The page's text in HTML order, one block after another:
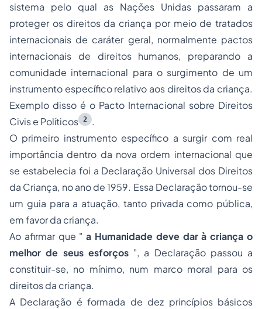
sistema pelo qual as Nações Unidas passaram a
proteger os direitos da criança por meio de tratados
internacionais de caráter geral, normalmente pactos
internacionais de direitos humanos, preparando a
comunidade internacional para o surgimento de um
instrumento específico relativo aos direitos da criança.
Exemplo disso é o Pacto Internacional sobre Direitos
Civis e Políticos 2
.
O primeiro instrumento específico a surgir com real
importância dentro da nova ordem internacional que
se estabelecia foi a Declaração Universal dos Direitos
da Criança, no ano de 1959. Essa Declaração tornou-se
um guia para a atuação, tanto privada como pública,
em favor da criança.
Ao afirmar que " a Humanidade deve dar à criança o
melhor de seus esforços ", a Declaração passou a
constituir-se, no mínimo, num marco moral para os
direitos da criança.
A Declaração é formada de dez princípios básicos